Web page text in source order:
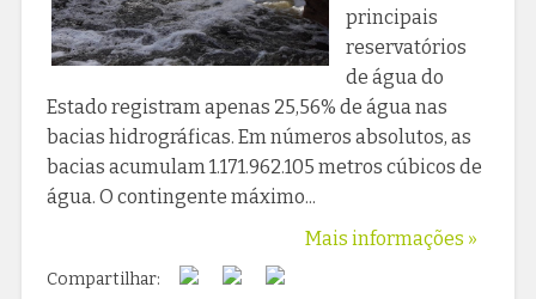
principais
reservatórios
de água do
Estado registram apenas 25,56% de água nas
bacias hidrográficas. Em números absolutos, as
bacias acumulam 1.171.962.105 metros cúbicos de
água. O contingente máximo...
Mais informações »
Compartilhar: